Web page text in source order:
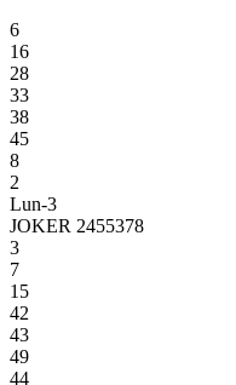
6
16
28
33
38
45
8
2
Lun-3
JOKER 2455378
3
7
15
42
43
49
44